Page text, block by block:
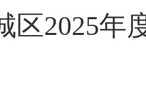
区2025年